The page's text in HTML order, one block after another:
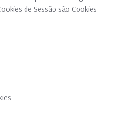
de Sessão são Cookies